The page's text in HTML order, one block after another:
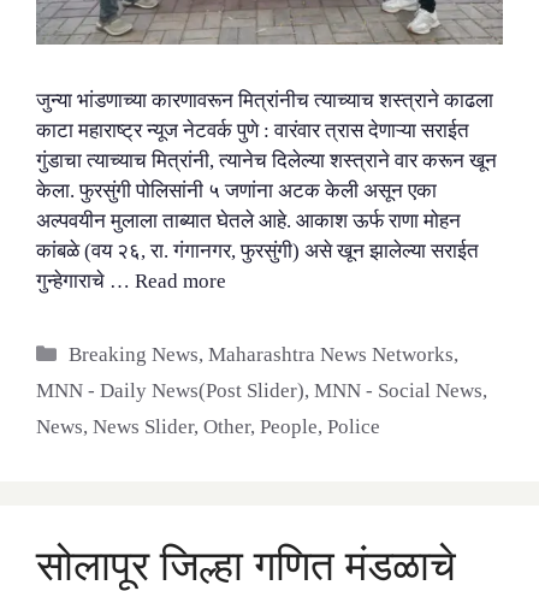
जुन्या भांडणाच्या कारणावरून मित्रांनीच त्याच्याच शस्त्राने काढला
काटा महाराष्ट्र न्यूज नेटवर्क पुणे : वारंवार त्रास देणाऱ्या सराईत
गुंडाचा त्याच्याच मित्रांनी, त्यानेच दिलेल्या शस्त्राने वार करून खून
केला. फुरसुंगी पोलिसांनी ५ जणांना अटक केली असून एका
अल्पवयीन मुलाला ताब्यात घेतले आहे. आकाश ऊर्फ राणा मोहन
कांबळे (वय २६, रा. गंगानगर, फुरसुंगी) असे खून झालेल्या सराईत
गुन्हेगाराचे … Read more
Categories
Breaking News,Maharashtra News Networks,
MNN - Daily News(Post Slider), MNN - Social News,
News, News Slider, Other, People, Police
सोलापूर जिल्हा गणित मंडळाचे